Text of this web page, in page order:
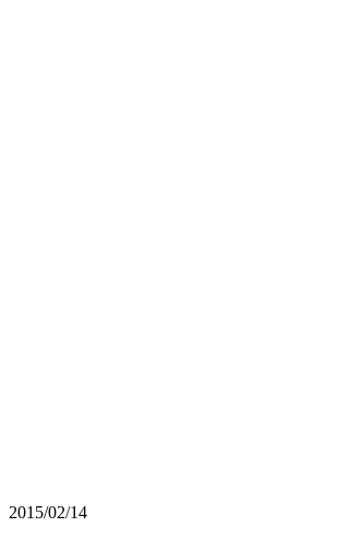
2015/02/14